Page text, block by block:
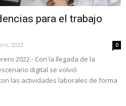
para el trabajo
2022 0
2022.- Con la llegada de la
digital se volvió
las actividades laborales de forma